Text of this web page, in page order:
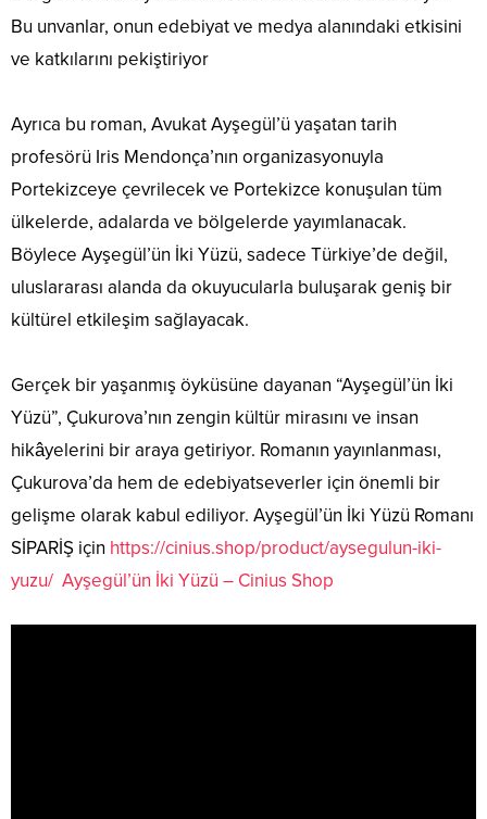
Bu unvanlar, onun edebiyat ve medya alanındaki etkisini
ve katkılarını pekiştiriyor
Ayrıca bu roman, Avukat Ayşegül’ü yaşatan tarih
profesörü Iris Mendonça’nın organizasyonuyla
Portekizceye çevrilecek ve Portekizce konuşulan tüm
ülkelerde, adalarda ve bölgelerde yayımlanacak.
Böylece Ayşegül’ün İki Yüzü, sadece Türkiye’de değil,
uluslararası alanda da okuyucularla buluşarak geniş bir
kültürel etkileşim sağlayacak.
Gerçek bir yaşanmış öyküsüne dayanan “Ayşegül’ün İki
Yüzü”, Çukurova’nın zengin kültür mirasını ve insan
hikâyelerini bir araya getiriyor. Romanın yayınlanması,
Çukurova’da hem de edebiyatseverler için önemli bir
gelişme olarak kabul ediliyor. Ayşegül’ün İki Yüzü Romanı
SİPARİŞ için https://cinius.shop/product/aysegulun-iki-
yuzu/ Ayşegül’ün İki Yüzü – Cinius Shop